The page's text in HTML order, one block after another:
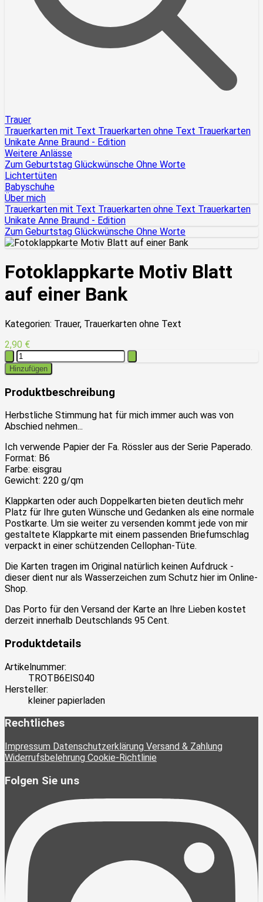
Trauer
Trauerkarten mit Text Trauerkarten ohne Text Trauerkarten
Unikate Anne Braund - Edition
Weitere Anlässe
Zum Geburtstag Glückwünsche Ohne Worte
Lichtertüten
Babyschuhe
Über mich
Trauerkarten mit Text Trauerkarten ohne Text Trauerkarten
Unikate Anne Braund - Edition
Zum Geburtstag Glückwünsche Ohne Worte
Fotoklappkarte Motiv Blatt
auf einer Bank
Kategorien: Trauer, Trauerkarten ohne Text
2,90 €
Hinzufügen
Produktbeschreibung
Herbstliche Stimmung hat für mich immer auch was von
Abschied nehmen...
Ich verwende Papier der Fa. Rössler aus der Serie Paperado.
Format: B6
Farbe: eisgrau
Gewicht: 220 g/qm
Klappkarten oder auch Doppelkarten bieten deutlich mehr
Platz für Ihre guten Wünsche und Gedanken als eine normale
Postkarte. Um sie weiter zu versenden kommt jede von mir
gestaltete Klappkarte mit einem passenden Briefumschlag
verpackt in einer schützenden Cellophan-Tüte.
Die Karten tragen im Original natürlich keinen Aufdruck -
dieser dient nur als Wasserzeichen zum Schutz hier im Online-
Shop.
Das Porto für den Versand der Karte an Ihre Lieben kostet
derzeit innerhalb Deutschlands 95 Cent.
Produktdetails
Artikelnummer:
TROTB6EIS040
Hersteller:
kleiner papierladen
Rechtliches
Impressum Datenschutzerklärung Versand & Zahlung
Widerrufsbelehrung Cookie-Richtlinie
Folgen Sie uns